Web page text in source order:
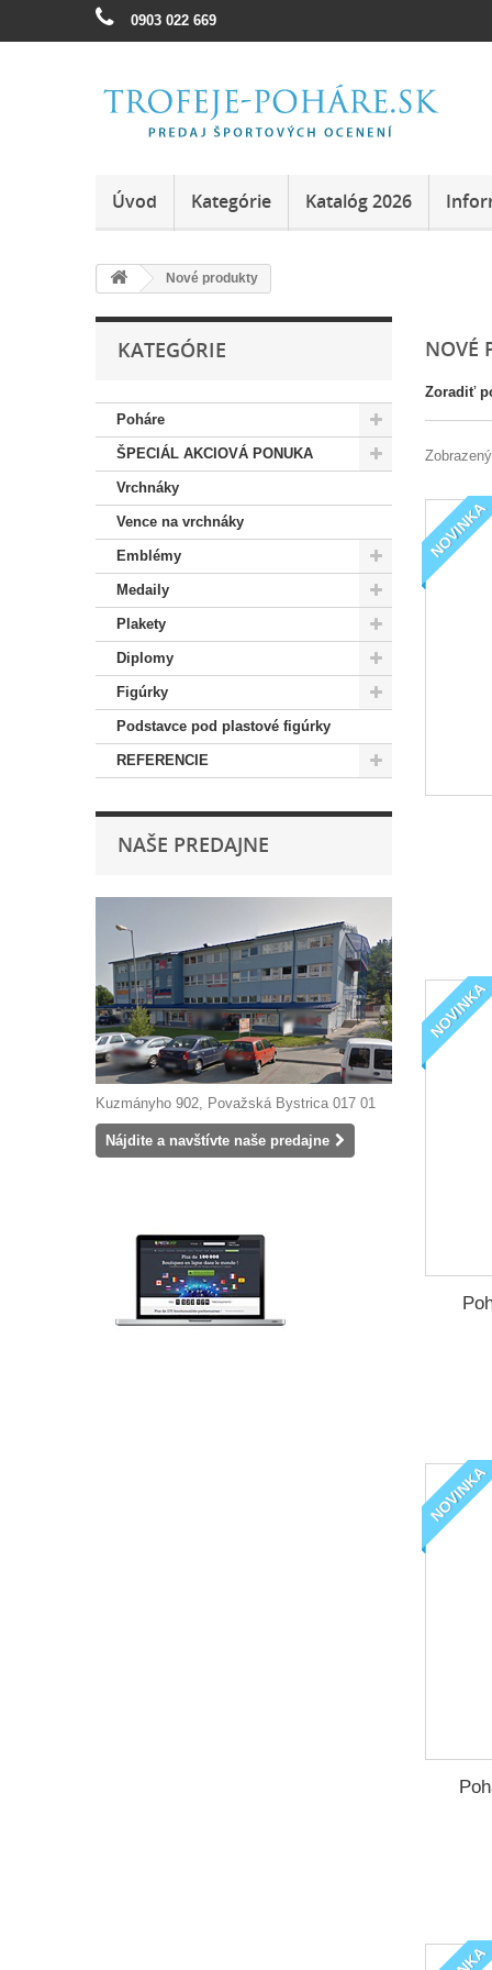
0903 022 669
Úvod Kategórie Katalóg 2026
Nové produkty
KATEGÓRIE
Poháre
ŠPECIÁL AKCIOVÁ PONUKA
Vrchnáky
Vence na vrchnáky
Emblémy
Medaily
Plakety
Diplomy
Figúrky
Podstavce pod plastové figúrky
REFERENCIE
NAŠE PREDAJNE
Kuzmányho 902, Považská Bystrica 017 01
Nájdite a navštívte naše predajne
NOVÉ
Zoradiť
NOVINKA
NOVINKA
NOVINKA